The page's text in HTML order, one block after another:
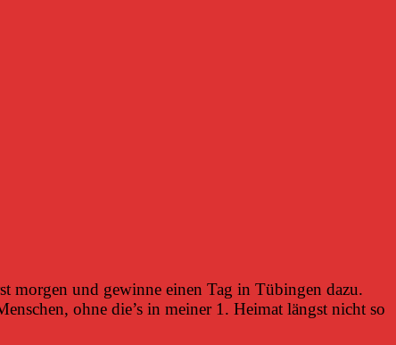
morgen und gewinne einen Tag in Tübingen dazu.
ohne die’s in meiner 1. Heimat längst nicht so